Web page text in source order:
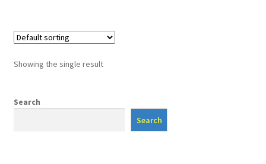
Showing the single result
Search
Search